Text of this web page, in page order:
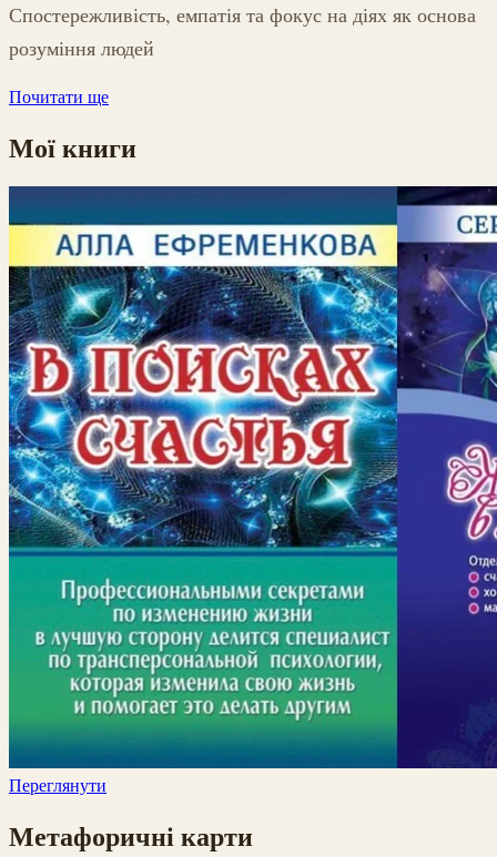
Спостережливість, емпатія та фокус на діях як основа
розуміння людей
Почитати ще
Мої книги
Переглянути
Метафоричні карти